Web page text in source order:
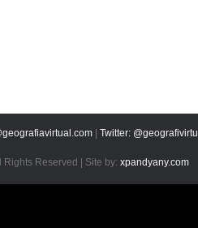
Twitter:
Reserved | Site by: xpandyany.com